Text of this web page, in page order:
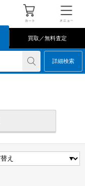
買取／無料査定
詳細検索